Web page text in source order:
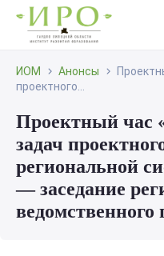
ИОМ Анонсы
проектного...
Проектный час
задач
региональной
— заседание
ведомственного